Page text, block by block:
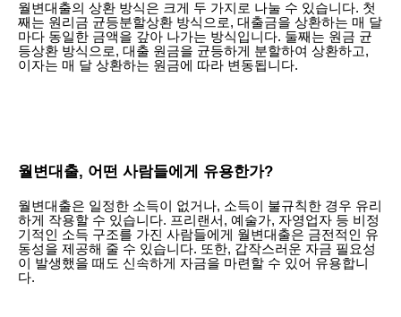
월변대출의 상환 방식은 크게 두 가지로 나눌 수 있습니다. 첫
째는 원리금 균등분할상환 방식으로, 대출금을 상환하는 매 달
마다 동일한 금액을 갚아 나가는 방식입니다. 둘째는 원금 균
등상환 방식으로, 대출 원금을 균등하게 분할하여 상환하고,
이자는 매 달 상환하는 원금에 따라 변동됩니다.
월변대출, 어떤 사람들에게 유용한가?
월변대출은 일정한 소득이 없거나, 소득이 불규칙한 경우 유리
하게 작용할 수 있습니다. 프리랜서, 예술가, 자영업자 등 비정
기적인 소득 구조를 가진 사람들에게 월변대출은 금전적인 유
동성을 제공해 줄 수 있습니다. 또한, 갑작스러운 자금 필요성
이 발생했을 때도 신속하게 자금을 마련할 수 있어 유용합니
다.